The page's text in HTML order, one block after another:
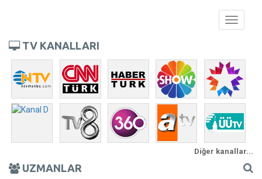
Toggle
TV KANALLARI
Diğer kanallar...
UZMANLAR